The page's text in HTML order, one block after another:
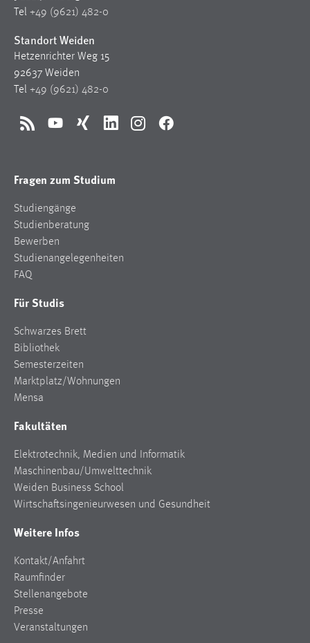
Tel +49 (9621) 482-0
Standort Weiden
Hetzenrichter Weg 15
92637 Weiden
Tel +49 (9621) 482-0
RSS YouTubeXing LinkedInInstagramFacebook
Fragen zum Studium
Studiengänge
Studienberatung
Bewerben
Studienangelegenheiten
FAQ
Für Studis
Schwarzes Brett
Bibliothek
Semesterzeiten
Marktplatz/Wohnungen
Mensa
Fakultäten
Elektrotechnik, Medien und Informatik
Maschinenbau/Umwelttechnik
Weiden Business School
Wirtschaftsingenieurwesen und Gesundheit
Weitere Infos
Kontakt/Anfahrt
Raumfinder
Stellenangebote
Presse
Veranstaltungen